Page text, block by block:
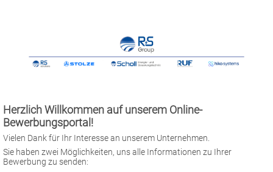
Herzlich Willkommen auf unserem Online-
Bewerbungsportal!
Vielen Dank für Ihr Interesse an unserem Unternehmen.
Sie haben zwei Möglichkeiten, uns alle Informationen zu Ihrer
Bewerbung zu senden: